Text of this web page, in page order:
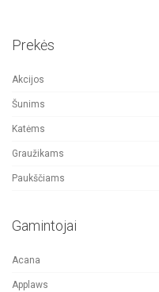
Prekės
Akcijos
Šunims
Katėms
Graužikams
Paukščiams
Gamintojai
Acana
Applaws